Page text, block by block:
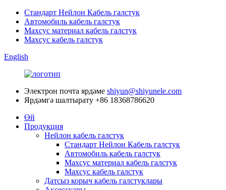
Стандарт Нейлон Кабель галстук
Автомобиль кабель галстук
Махсус материал кабель галстук
Махсус кабель галстук
English
Электрон почта ярдәме shiyun@shiyunele.com
Ярдәмгә шалтырату +86 18368786620
Өй
Продукция
Нейлон кабель галстук
Стандарт Нейлон Кабель галстук
Автомобиль кабель галстук
Махсус материал кабель галстук
Махсус кабель галстук
Датсыз корыч кабель галстуклары